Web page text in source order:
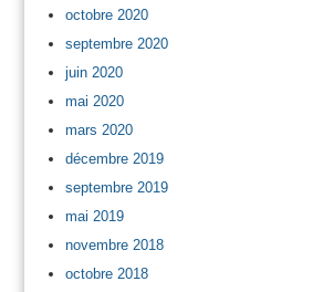
octobre 2020
septembre 2020
juin 2020
mai 2020
mars 2020
décembre 2019
septembre 2019
mai 2019
novembre 2018
octobre 2018